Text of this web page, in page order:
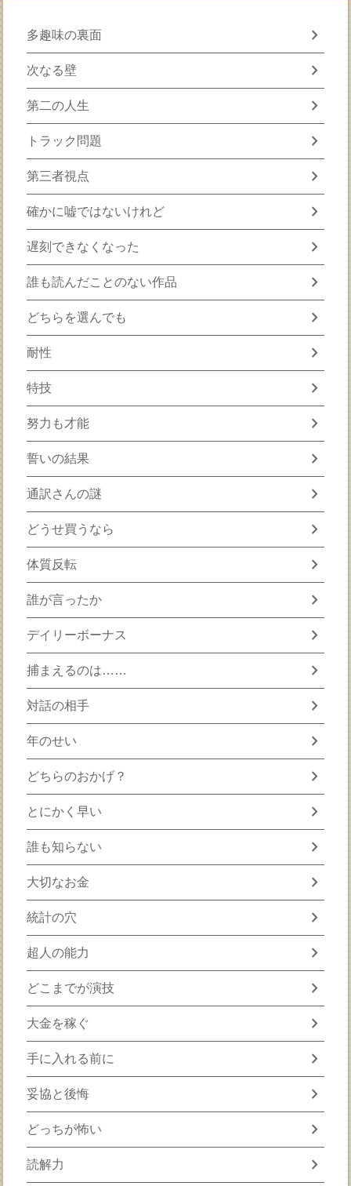
多趣味の裏面 chevron_right
次なる壁 chevron_right
第二の人生 chevron_right
トラック問題 chevron_right
第三者視点 chevron_right
確かに嘘ではないけれど chevron_right
遅刻できなくなった chevron_right
誰も読んだことのない作品 chevron_right
どちらを選んでも chevron_right
耐性 chevron_right
特技 chevron_right
努力も才能 chevron_right
誓いの結果 chevron_right
通訳さんの謎 chevron_right
どうせ買うなら chevron_right
体質反転 chevron_right
誰が言ったか chevron_right
デイリーボーナス chevron_right
捕まえるのは…… chevron_right
対話の相手 chevron_right
年のせい chevron_right
どちらのおかげ？ chevron_right
とにかく早い chevron_right
誰も知らない chevron_right
大切なお金 chevron_right
統計の穴 chevron_right
超人の能力 chevron_right
どこまでが演技 chevron_right
大金を稼ぐ chevron_right
手に入れる前に chevron_right
妥協と後悔 chevron_right
どっちが怖い chevron_right
読解力 chevron_right